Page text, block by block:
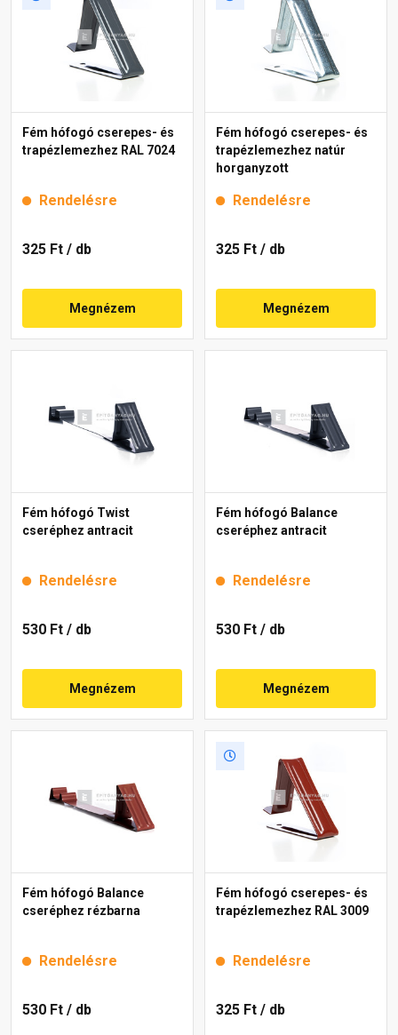
Fém hófogó cserepes- és
trapézlemezhez RAL 7024
Rendelésre
325 Ft / db
Megnézem
Fém hófogó cserepes- és
trapézlemezhez natúr
horganyzott
Rendelésre
325 Ft / db
Megnézem
Fém hófogó Twist
cseréphez antracit
Rendelésre
530 Ft / db
Megnézem
Fém hófogó Balance
cseréphez antracit
Rendelésre
530 Ft / db
Megnézem
Fém hófogó Balance
cseréphez rézbarna
Rendelésre
530 Ft / db
Fém hófogó cserepes- és
trapézlemezhez RAL 3009
Rendelésre
325 Ft / db